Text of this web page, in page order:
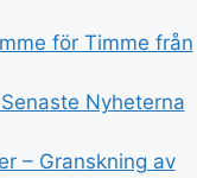
för Timme från
Nyheterna
– Granskning av